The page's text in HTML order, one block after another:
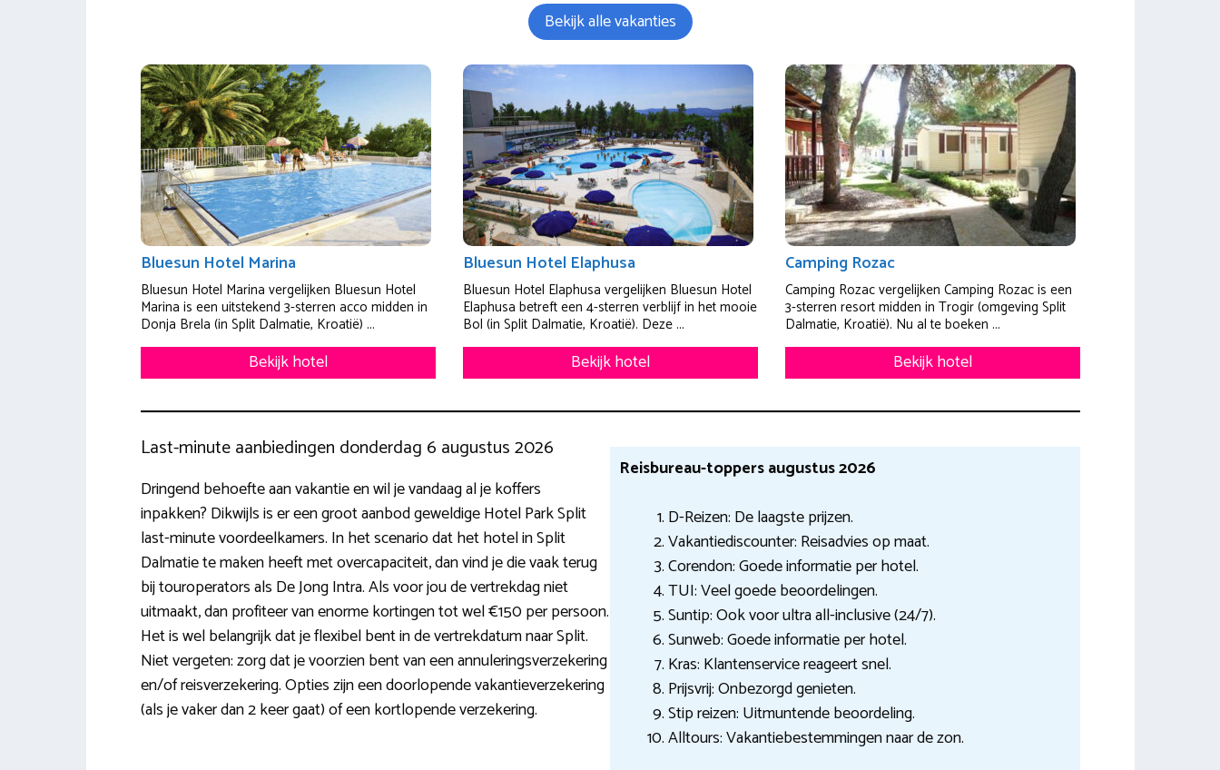
Bekijk alle vakanties
Bluesun Hotel Marina
Bluesun Hotel Marina vergelijken Bluesun Hotel
Marina is een uitstekend 3-sterren acco midden in
Donja Brela (in Split Dalmatie, Kroatië) ...
Bekijk hotel
Bluesun Hotel Elaphusa
Bluesun Hotel Elaphusa vergelijken Bluesun Hotel
Elaphusa betreft een 4-sterren verblijf in het mooie
Bol (in Split Dalmatie, Kroatië). Deze ...
Bekijk hotel
Camping Rozac
Camping Rozac vergelijken Camping Rozac is een
3-sterren resort midden in Trogir (omgeving Split
Dalmatie, Kroatië). Nu al te boeken ...
Bekijk hotel
Last-minute aanbiedingen donderdag 6 augustus 2026
Dringend behoefte aan vakantie en wil je vandaag al je koffers
inpakken? Dikwijls is er een groot aanbod geweldige Hotel Park Split
last-minute voordeelkamers. In het scenario dat het hotel in Split
Dalmatie te maken heeft met overcapaciteit, dan vind je die vaak terug
bij touroperators als De Jong Intra. Als voor jou de vertrekdag niet
uitmaakt, dan profiteer van enorme kortingen tot wel €150 per persoon.
Het is wel belangrijk dat je flexibel bent in de vertrekdatum naar Split.
Niet vergeten: zorg dat je voorzien bent van een annuleringsverzekering
en/of reisverzekering. Opties zijn een doorlopende vakantieverzekering
(als je vaker dan 2 keer gaat) of een kortlopende verzekering.
Reisbureau-toppers augustus 2026
D-Reizen: De laagste prijzen.
Vakantiediscounter: Reisadvies op maat.
Corendon: Goede informatie per hotel.
TUI: Veel goede beoordelingen.
Suntip: Ook voor ultra all-inclusive (24/7).
Sunweb: Goede informatie per hotel.
Kras: Klantenservice reageert snel.
Prijsvrij: Onbezorgd genieten.
Stip reizen: Uitmuntende beoordeling.
Alltours: Vakantiebestemmingen naar de zon.